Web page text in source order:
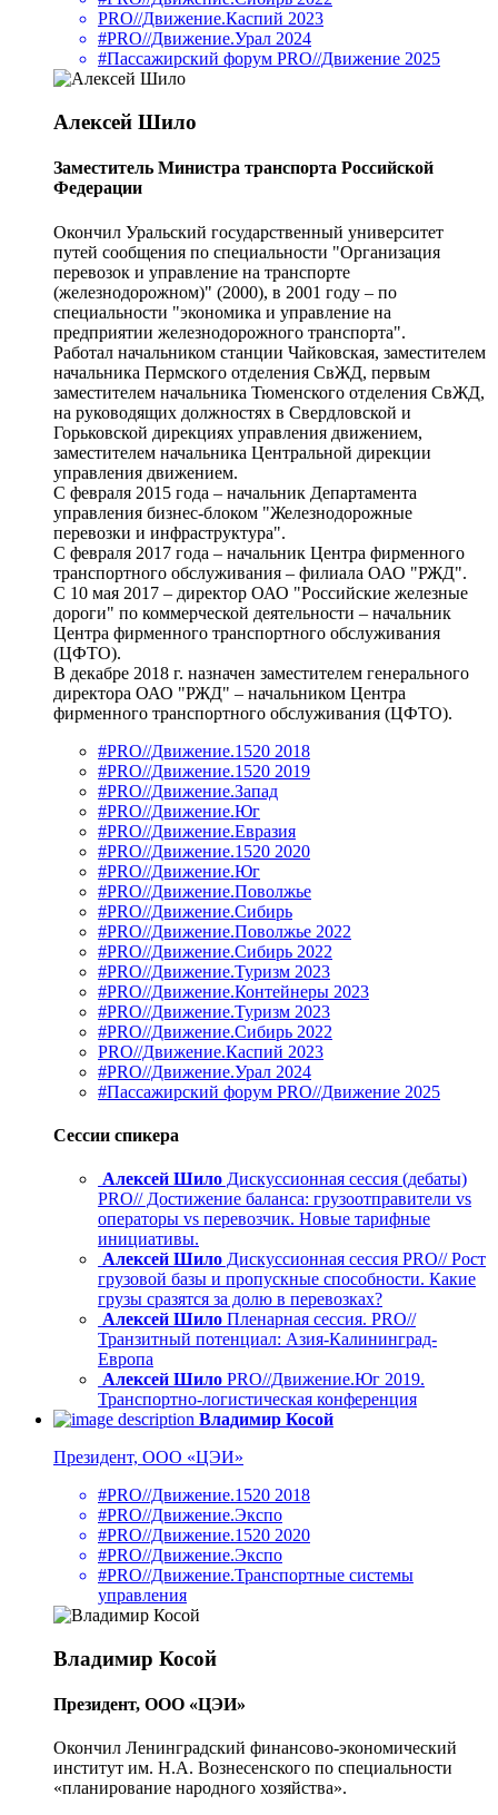
PRO//Движение.Каспий 2023
#PRO//Движение.Урал 2024
#Пассажирский форум PRO//Движение 2025
Алексей Шило
Заместитель Министра транспорта Российской
Федерации
Окончил Уральский государственный университет
путей сообщения по специальности "Организация
перевозок и управление на транспорте
(железнодорожном)" (2000), в 2001 году – по
специальности "экономика и управление на
предприятии железнодорожного транспорта".
Работал начальником станции Чайковская, заместителем
начальника Пермского отделения СвЖД, первым
заместителем начальника Тюменского отделения СвЖД,
на руководящих должностях в Свердловской и
Горьковской дирекциях управления движением,
заместителем начальника Центральной дирекции
управления движением.
С февраля 2015 года – начальник Департамента
управления бизнес-блоком "Железнодорожные
перевозки и инфраструктура".
С февраля 2017 года – начальник Центра фирменного
транспортного обслуживания – филиала ОАО "РЖД".
С 10 мая 2017 – директор ОАО "Российские железные
дороги" по коммерческой деятельности – начальник
Центра фирменного транспортного обслуживания
(ЦФТО).
В декабре 2018 г. назначен заместителем генерального
директора ОАО "РЖД" – начальником Центра
фирменного транспортного обслуживания (ЦФТО).
#PRO//Движение.1520 2018
#PRO//Движение.1520 2019
#PRO//Движение.Запад
#PRO//Движение.Юг
#PRO//Движение.Евразия
#PRO//Движение.1520 2020
#PRO//Движение.Юг
#PRO//Движение.Поволжье
#PRO//Движение.Сибирь
#PRO//Движение.Поволжье 2022
#PRO//Движение.Сибирь 2022
#PRO//Движение.Туризм 2023
#PRO//Движение.Контейнеры 2023
#PRO//Движение.Туризм 2023
#PRO//Движение.Сибирь 2022
PRO//Движение.Каспий 2023
#PRO//Движение.Урал 2024
#Пассажирский форум PRO//Движение 2025
Сессии спикера
Алексей Шило Дискуссионная сессия (дебаты)
PRO// Достижение баланса: грузоотправители vs
операторы vs перевозчик. Новые тарифные
инициативы.
Алексей Шило Дискуссионная сессия PRO// Рост
грузовой базы и пропускные способности. Какие
грузы сразятся за долю в перевозках?
Алексей Шило Пленарная сессия. PRO//
Транзитный потенциал: Азия-Калининград-
Европа
Алексей Шило PRO//Движение.Юг 2019.
Транспортно-логистическая конференция
Владимир Косой
Президент, ООО «ЦЭИ»
#PRO//Движение.1520 2018
#PRO//Движение.Экспо
#PRO//Движение.1520 2020
#PRO//Движение.Экспо
#PRO//Движение.Транспортные системы
управления
Владимир Косой
Президент, ООО «ЦЭИ»
Окончил Ленинградский финансово-экономический
институт им. Н.А. Вознесенского по специальности
«планирование народного хозяйства».